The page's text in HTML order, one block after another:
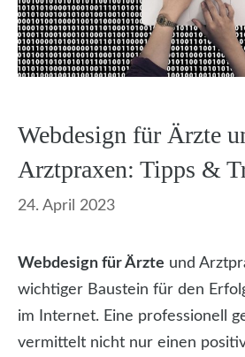
Webdesign für Ärzte
Arztpraxen: Tipps &
24. April 2023
Webdesign für Ärzte und
wichtiger Baustein für den
im Internet. Eine professionell
vermittelt nicht nur einen